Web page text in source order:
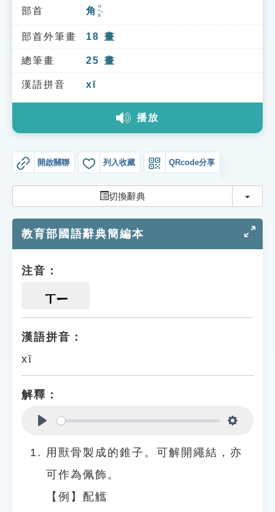
索引選單
知識索引
單字索引
生命大百科索引
部首 角 ㄐㄧㄠˇ
部首外筆畫 18 畫
總筆畫 25 畫
漢語拼音 xī
播放
開啟關聯 列入收藏 QRcode分享
切換辭典 切換
教育部國語辭典簡編本
注音：
ㄒㄧ
漢語拼音：
xī
解釋：
用獸骨製成的錐子。可解開繩結，亦
可作為佩飾。
【例】配觿